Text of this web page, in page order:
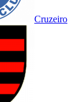
Cruzeiro